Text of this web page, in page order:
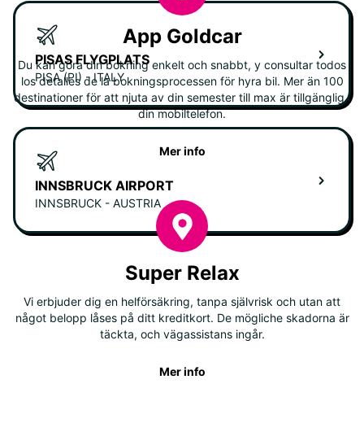
PISAS FLYGPLATS
PISA (PI) - ITALY
INNSBRUCK AIRPORT
INNSBRUCK - AUSTRIA
App Goldcar
Du kan göra din bokning enkelt och snabbt, y consultar todos
los detalles de la bokningsprocessen för hyra bil. Mer än 100
destinationer för att njuta av din semester till max är tillgänglig i
din mobiltelefon.
Mer info
Super Relax
Vi erbjuder dig en helförsäkring, tanpa självrisk och utan att
något belopp låses på ditt kreditkort. De mögliche skadorna är
täckta, och vägassistans ingår.
Mer info